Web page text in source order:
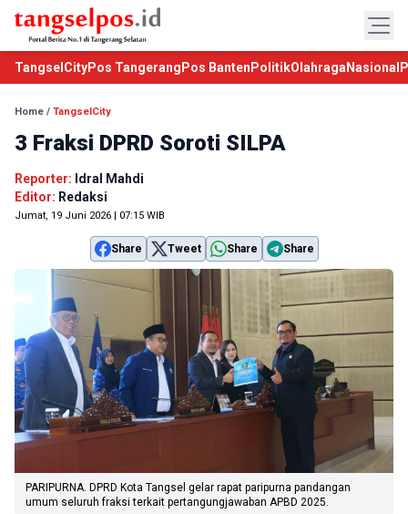
TangselCityPos Tangerang Pos Banten PolitikOlahraga Nasional
Home / TangselCity
3 Fraksi DPRD Soroti SILPA
Reporter: Idral Mahdi
Editor: Redaksi
Jumat, 19 Juni 2026 | 07:15 WIB
Share Tweet Share Share
PARIPURNA. DPRD Kota Tangsel gelar rapat paripurna pandangan
umum seluruh fraksi terkait pertangungjawaban APBD 2025.